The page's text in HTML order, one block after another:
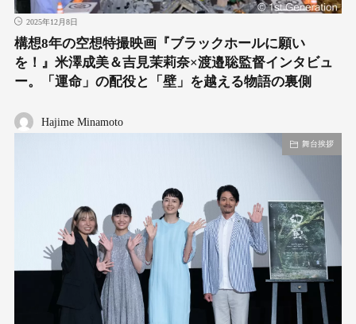
2025年12月8日
構想8年の空想特撮映画『ブラックホールに願い
を！』米澤成美＆吉見茉莉奈×渡邉聡監督インタビュ
ー。「運命」の配役と「壁」を越える物語の裏側
Hajime Minamoto
舞台挨拶